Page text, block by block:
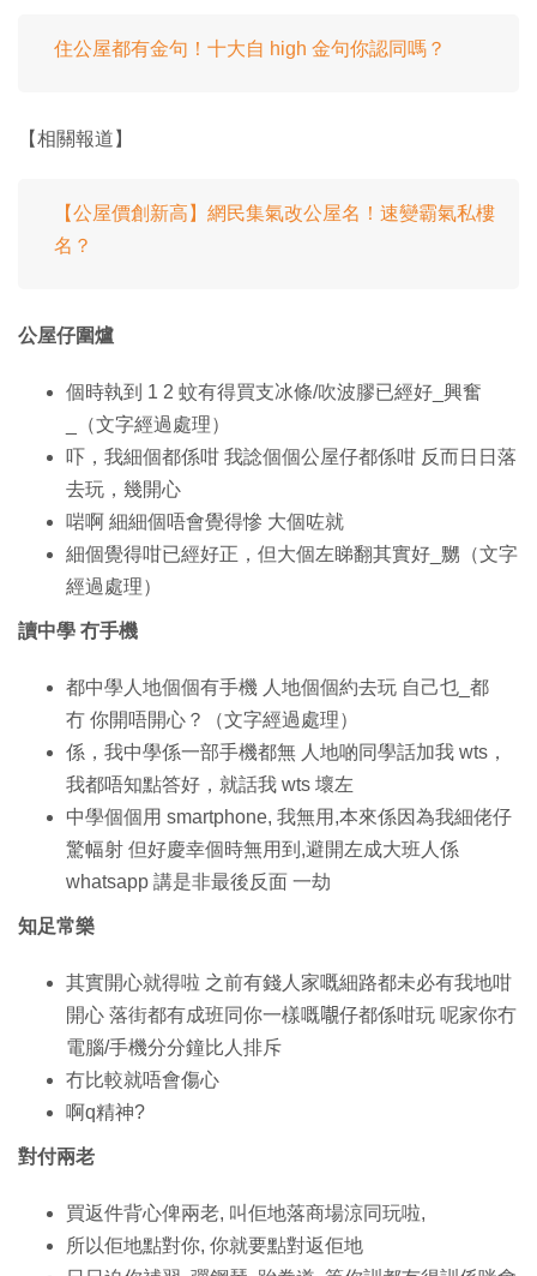
住公屋都有金句！十大自 high 金句你認同嗎？
【相關報道】
【公屋價創新高】網民集氣改公屋名！速變霸氣私樓
名？
公屋仔圍爐
個時執到 1 2 蚊有得買支冰條/吹波膠已經好_興奮
_（文字經過處理）
吓，我細個都係咁 我諗個個公屋仔都係咁 反而日日落
去玩，幾開心
啱啊 細細個唔會覺得慘 大個咗就
細個覺得咁已經好正，但大個左睇翻其實好_嬲（文字
經過處理）
讀中學 冇手機
都中學人地個個有手機 人地個個約去玩 自己乜_都
冇 你開唔開心？（文字經過處理）
係，我中學係一部手機都無 人地啲同學話加我 wts，
我都唔知點答好，就話我 wts 壞左
中學個個用 smartphone, 我無用,本來係因為我細佬仔
驚幅射 但好慶幸個時無用到,避開左成大班人係
whatsapp 講是非最後反面 一劫
知足常樂
其實開心就得啦 之前有錢人家嘅細路都未必有我地咁
開心 落街都有成班同你一樣嘅𡃁仔都係咁玩 呢家你冇
電腦/手機分分鐘比人排斥
冇比較就唔會傷心
啊q精神?
對付兩老
買返件背心俾兩老, 叫佢地落商場涼同玩啦,
所以佢地點對你, 你就要點對返佢地